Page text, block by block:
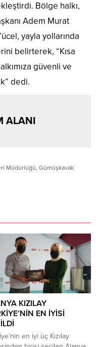
Bölge halkı,
Adem Murat
yayla yollarında
belirterek, “Kısa
güvenli ve
dedi.
ALANI
Müdürlüğü, Gümüşkavak
KIZILAY
EN İYİSİ
en iyi üç Kızılay